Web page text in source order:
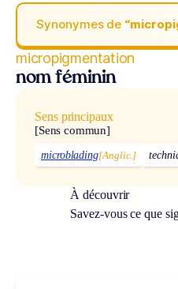
Synonymes de
micropigmentation
nom féminin
Sens principaux
[Sens commun]
microblading[Anglic.]
À découvrir
Savez-vous ce que